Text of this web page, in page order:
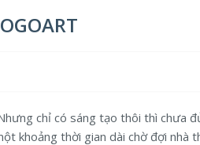
chỉ có sáng tạo thôi thì chưa
khoảng thời gian dài chờ đợi nhà